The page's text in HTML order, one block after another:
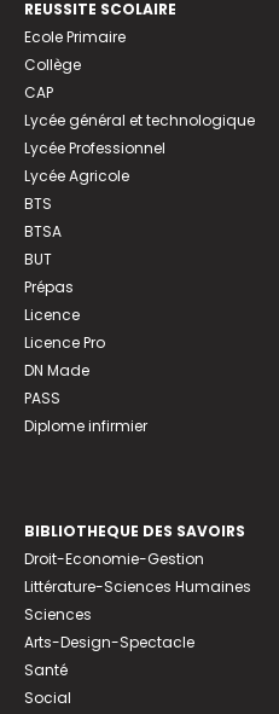
REUSSITE SCOLAIRE
Ecole Primaire
Collège
CAP
Lycée général et technologique
Lycée Professionnel
Lycée Agricole
BTS
BTSA
BUT
Prépas
Licence
Licence Pro
DN Made
PASS
Diplome infirmier
BIBLIOTHEQUE DES SAVOIRS
Droit-Economie-Gestion
Littérature-Sciences Humaines
Sciences
Arts-Design-Spectacle
Santé
Social